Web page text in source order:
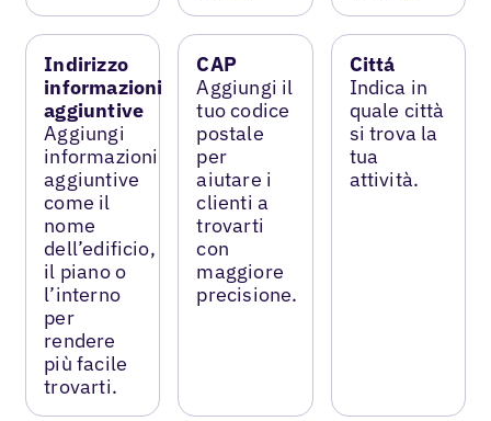
Indirizzo
informazioni
aggiuntive
Aggiungi
informazioni
aggiuntive
come il
nome
dell’edificio,
il piano o
l’interno
per
rendere
più facile
trovarti.
CAP
Aggiungi il
tuo codice
postale
per
aiutare i
clienti a
trovarti
con
maggiore
precisione.
Cittá
Indica in
quale città
si trova la
tua
attività.